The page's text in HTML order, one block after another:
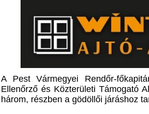
A Pest Vármegyei Rendőr-
Ellenőrző és Közterületi Támogató
három, részben a gödöllői járáshoz